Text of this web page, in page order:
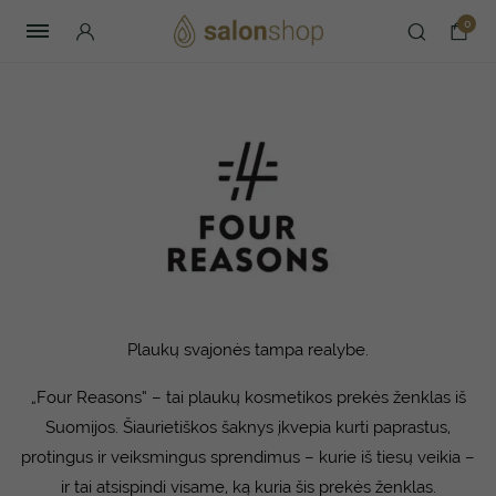
0
Plaukų svajonės tampa realybe.
„Four Reasons“ – tai plaukų kosmetikos prekės ženklas iš
Suomijos. Šiaurietiškos šaknys įkvepia kurti paprastus,
protingus ir veiksmingus sprendimus – kurie iš tiesų veikia –
ir tai atsispindi visame, ką kuria šis prekės ženklas.